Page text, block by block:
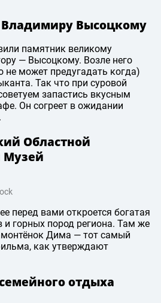
Владимиру Высоцкому
памятник великому
— Высоцкому. Возле него
не может предугадать когда)
Так что при суровой
запастись вкусным
Он согреет в ожидании
Областной
Музей
перед вами откроется богатая
и горных пород региона. Там же
Дима — тот самый
как утверждают
отдыха